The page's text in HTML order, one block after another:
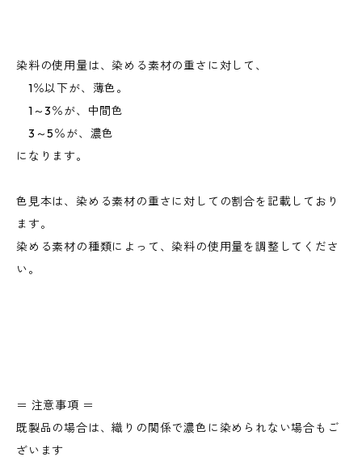
染料の使用量は、染める素材の重さに対して、
1％以下が、薄色。
1～3％が、中間色
3～5％が、濃色
になります。
色見本は、染める素材の重さに対しての割合を記載しており
ます。
染める素材の種類によって、染料の使用量を調整してくださ
い。
＝ 注意事項 ＝
既製品の場合は、織りの関係で濃色に染められない場合もご
ざいます